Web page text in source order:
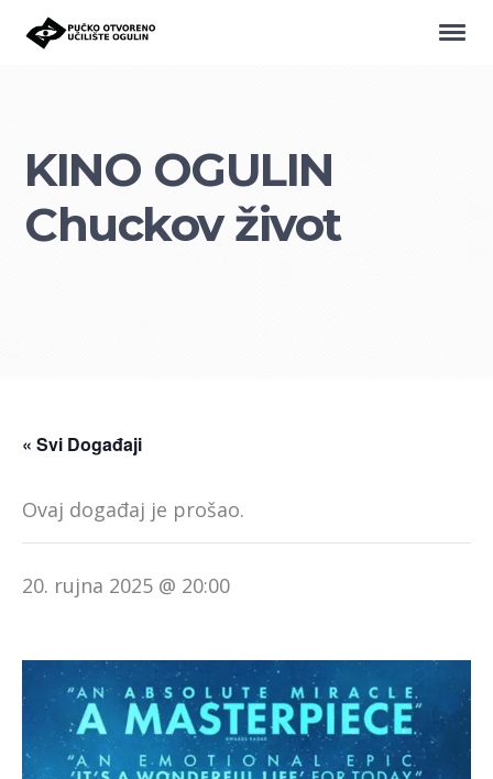
KINO OGULIN
Chuckov život
« Svi Događaji
Ovaj događaj je prošao.
20. rujna 2025 @ 20:00